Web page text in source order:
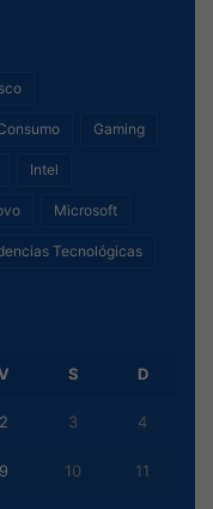
Gaming
Intel
Microsoft
Tecnológicas
S D
2 3 4
9 10 11